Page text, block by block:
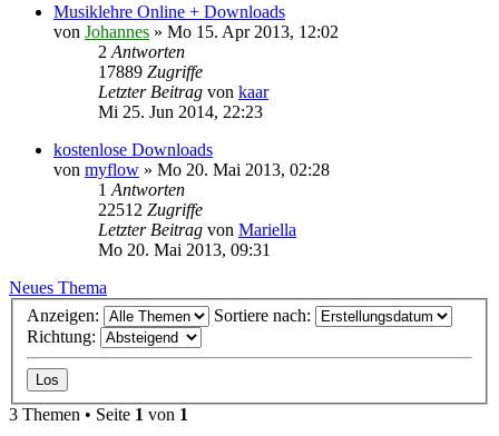
Musiklehre Online + Downloads
von Johannes » Mo 15. Apr 2013, 12:02
2 Antworten
17889 Zugriffe
Letzter Beitrag von kaar
Mi 25. Jun 2014, 22:23
kostenlose Downloads
von myflow » Mo 20. Mai 2013, 02:28
1 Antworten
22512 Zugriffe
Letzter Beitrag von Mariella
Mo 20. Mai 2013, 09:31
Neues Thema
Anzeigen:
Sortiere nach:
Richtung:
3 Themen • Seite 1 von 1